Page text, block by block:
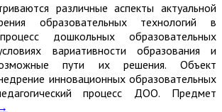
различные аспекты актуальной
образовательных технологий в
дошкольных образовательных
вариативности образования и
пути их решения. Объект
инновационных образовательных
процесс ДОО. Предмет